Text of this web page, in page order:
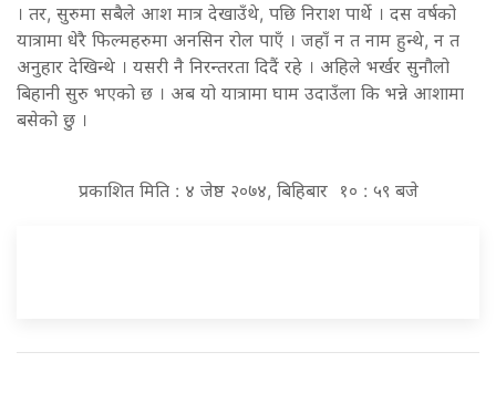
। तर, सुरुमा सबैले आश मात्र देखाउँथे, पछि निराश पार्थे । दस वर्षको
यात्रामा धेरै फिल्महरुमा अनसिन रोल पाएँ । जहाँ न त नाम हुन्थे, न त
अनुहार देखिन्थे । यसरी नै निरन्तरता दिदैं रहे । अहिले भर्खर सुनौलो
बिहानी सुरु भएको छ । अब यो यात्रामा घाम उदाउँला कि भन्ने आशामा
बसेको छु ।
प्रकाशित मिति : ४ जेष्ठ २०७४, बिहिबार १० : ५९ बजे